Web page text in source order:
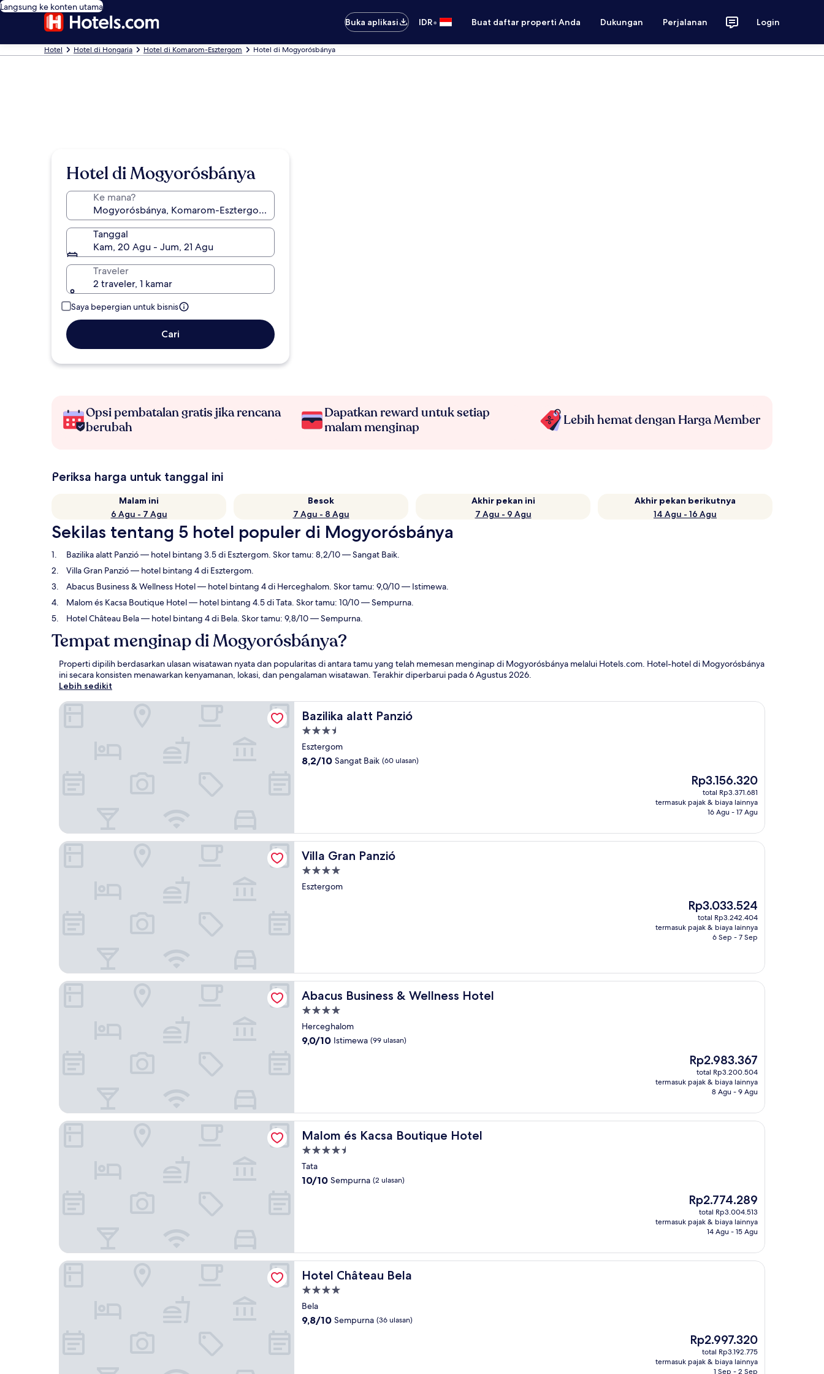
Langsung ke konten utama
Buka aplikasi
IDR• Buat daftar properti Anda Dukungan Perjalanan Login
Hotel Hotel di Hongaria Hotel di Komarom-Esztergom Hotel di Mogyorósbánya
Hotel di Mogyorósbánya
Ke mana?
Tanggal
Kam, 20 Agu - Jum, 21 Agu
Traveler
2 traveler, 1 kamar
Saya bepergian untuk bisnis
Cari
Opsi pembatalan gratis jika rencana
berubah
Dapatkan reward untuk setiap
malam menginap
Lebih hemat dengan Harga Member
Periksa harga untuk tanggal ini
Malam ini
6 Agu - 7 Agu
Besok
7 Agu - 8 Agu
Akhir pekan ini
7 Agu - 9 Agu
Akhir pekan berikutnya
14 Agu - 16 Agu
Sekilas tentang 5 hotel populer di Mogyorósbánya
Bazilika alatt Panzió— hotel bintang 3.5 di Esztergom. Skor tamu: 8,2/10 — Sangat Baik.
Villa Gran Panzió— hotel bintang 4 di Esztergom.
Abacus Business & Wellness Hotel— hotel bintang 4 di Herceghalom. Skor tamu: 9,0/10 — Istimewa.
Malom és Kacsa Boutique Hotel— hotel bintang 4.5 di Tata. Skor tamu: 10/10 — Sempurna.
Hotel Château Bela— hotel bintang 4 di Bela. Skor tamu: 9,8/10 — Sempurna.
Tempat menginap di Mogyorósbánya?
Properti dipilih berdasarkan ulasan wisatawan nyata dan popularitas di antara tamu yang telah memesan menginap di Mogyorósbánya melalui Hotels.com. Hotel-hotel di Mogyorósbánya
ini secara konsisten menawarkan kenyamanan, lokasi, dan pengalaman wisatawan. Terakhir diperbarui pada6 Agustus 2026.
Lebih sedikit
Bazilika alatt Panzió
Bazilika alatt Panzió
Properti
bintang
3.5
Esztergom
8.2
8,2/10 Sangat Baik (60 ulasan)
Harga
sekarang
Rp3.156.320
Rp3.156.320
total Rp3.371.681
termasuk pajak & biaya lainnya
16 Agu - 17 Agu
Bazilika alatt Panzió
Villa Gran Panzió
Villa Gran Panzió
Properti
bintang
Esztergom
Harga
sekarang
Rp3.033.524
Rp3.033.524
total Rp3.242.404
termasuk pajak & biaya lainnya
6 Sep - 7 Sep
Villa Gran Panzió
Abacus Business & Wellness Hotel
Abacus Business & Wellness Hotel
Properti
bintang
4.0
Herceghalom
9.0
9,0/10 Istimewa (99 ulasan)
Harga
sekarang
Rp2.983.367
Rp2.983.367
total Rp3.200.504
termasuk pajak & biaya lainnya
8 Agu - 9 Agu
Abacus Business & Wellness Hotel
Malom és Kacsa Boutique Hotel
Malom és Kacsa Boutique Hotel
Properti
bintang
4.5
Tata
10.0
10/10 Sempurna (2 ulasan)
Harga
sekarang
Rp2.774.289
Rp2.774.289
total Rp3.004.513
termasuk pajak & biaya lainnya
14 Agu - 15 Agu
Malom és Kacsa Boutique Hotel
Hotel Château Bela
Hotel Château Bela
Properti
bintang
4.0
Bela
9.8
9,8/10 Sempurna (36 ulasan)
Harga
sekarang
Rp2.997.320
Rp2.997.320
total Rp3.192.775
termasuk pajak & biaya lainnya
1 Sep - 2 Sep
Hotel Château Bela